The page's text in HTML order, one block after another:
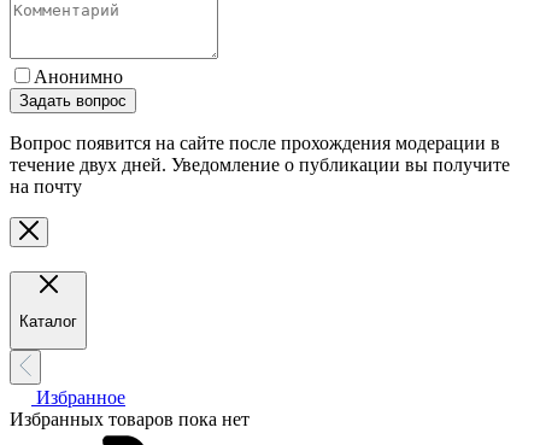
Анонимно
Задать вопрос
Вопрос появится на сайте после прохождения модерации в
течение двух дней. Уведомление о публикации вы получите
на почту
Каталог
Избранное
Избранных товаров пока нет